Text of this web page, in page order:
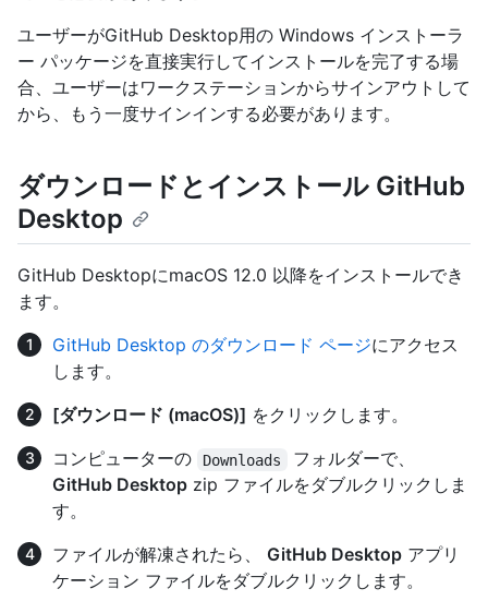
ユーザーがGitHub Desktop用の Windows インストーラ
ー パッケージを直接実行してインストールを完了する場
合、ユーザーはワークステーションからサインアウトして
から、もう一度サインインする必要があります。
ダウンロードとインストール GitHub
Desktop
GitHub DesktopにmacOS 12.0 以降をインストールでき
ます。
GitHub Desktop のダウンロード ページにアクセス
します。
[ダウンロード (macOS)] をクリックします。
コンピューターの
Downloads
フォルダーで、
GitHub Desktop zip ファイルをダブルクリックしま
す。
ファイルが解凍されたら、 GitHub Desktop アプリ
ケーション ファイルをダブルクリックします。